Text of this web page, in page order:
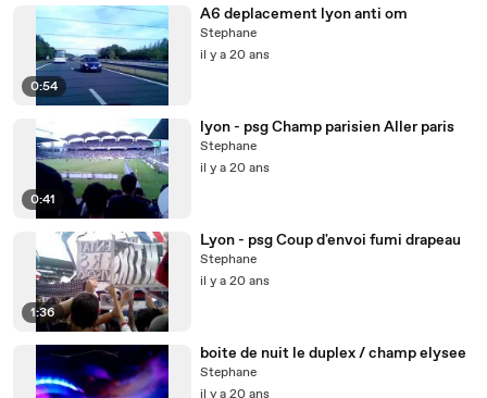
0:54
A6 deplacement lyon anti om
Stephane
il y a 20 ans
0:41
lyon - psg Champ parisien Aller paris
Stephane
il y a 20 ans
1:36
Lyon - psg Coup d'envoi fumi drapeau
Stephane
il y a 20 ans
boite de nuit le duplex / champ elysee
Stephane